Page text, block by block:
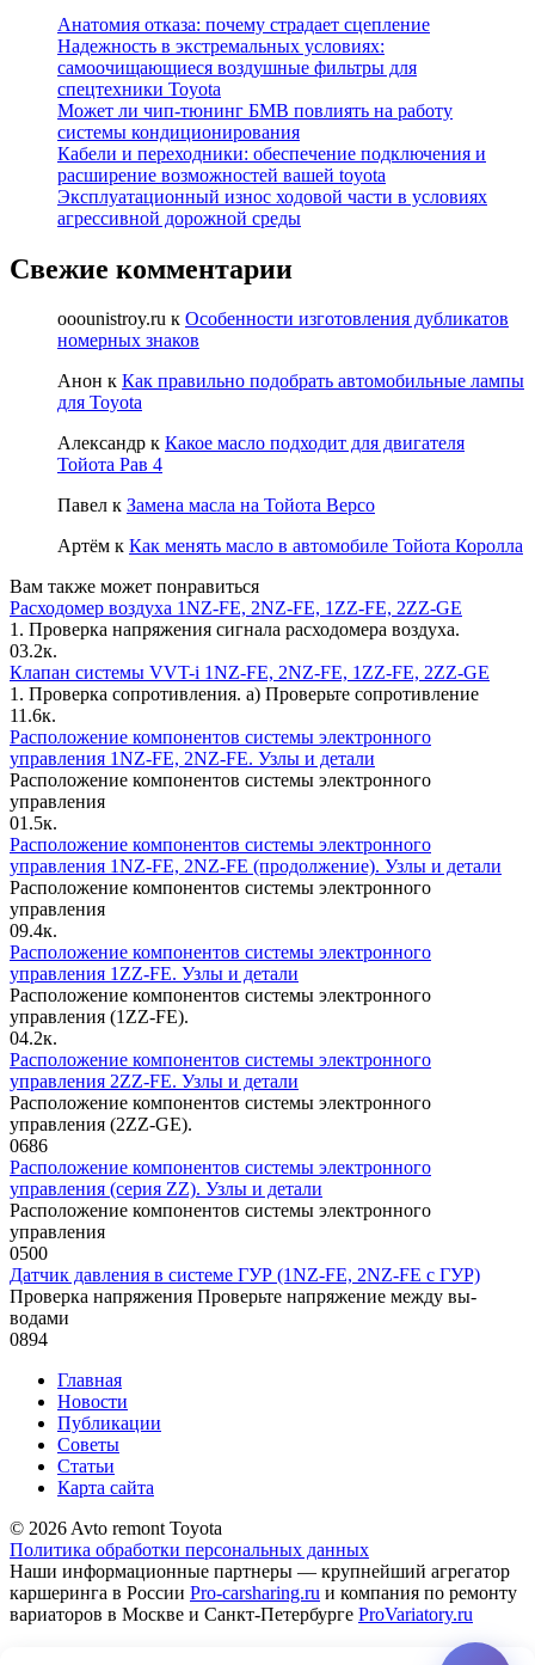
Анатомия отказа: почему страдает сцепление
Надежность в экстремальных условиях:
самоочищающиеся воздушные фильтры для
спецтехники Toyota
Может ли чип-тюнинг БМВ повлиять на работу
системы кондиционирования
Кабели и переходники: обеспечение подключения и
расширение возможностей вашей toyota
Эксплуатационный износ ходовой части в условиях
агрессивной дорожной среды
Свежие комментарии
ooounistroy.ru к Особенности изготовления дубликатов
номерных знаков
Анон к Как правильно подобрать автомобильные лампы
для Toyota
Александр к Какое масло подходит для двигателя
Тойота Рав 4
Павел к Замена масла на Тойота Версо
Артём к Как менять масло в автомобиле Тойота Королла
Вам также может понравиться
Расходомер воздуха 1NZ-FE, 2NZ-FE, 1ZZ-FE, 2ZZ-GE
1. Проверка напряжения сигнала рас­ходомера воздуха.
03.2к.
Клапан системы VVT-i 1NZ-FE, 2NZ-FE, 1ZZ-FE, 2ZZ-GE
1. Проверка сопротивления. а) Проверьте сопротивление
11.6к.
Расположение компонентов системы электронного
управления 1NZ-FE, 2NZ-FE. Узлы и детали
Расположение компонентов системы электронного
управления
01.5к.
Расположение компонентов системы электронного
управления 1NZ-FE, 2NZ-FE (продолжение). Узлы и детали
Расположение компонентов системы электронного
управления
09.4к.
Расположение компонентов системы электронного
управления 1ZZ-FE. Узлы и детали
Расположение компонентов системы электронного
управления (1ZZ-FE).
04.2к.
Расположение компонентов системы электронного
управления 2ZZ-FE. Узлы и детали
Расположение компонентов системы электронного
управления (2ZZ-GE).
0686
Расположение компонентов системы электронного
управления (серия ZZ). Узлы и детали
Расположение компонентов системы электронного
управления
0500
Датчик давления в системе ГУР (1NZ-FE, 2NZ-FE c ГУР)
Проверка напряжения Проверьте напряжение между вы­
водами
0894
Главная
Новости
Публикации
Советы
Статьи
Карта сайта
© 2026 Avto remont Toyota
Политика обработки персональных данных
Наши информационные партнеры — крупнейший агрегатор
каршеринга в России Pro-carsharing.ru и компания по ремонту
вариаторов в Москве и Санкт-Петербурге ProVariatory.ru
Сео-продвижение и техническое сопровождение сайта